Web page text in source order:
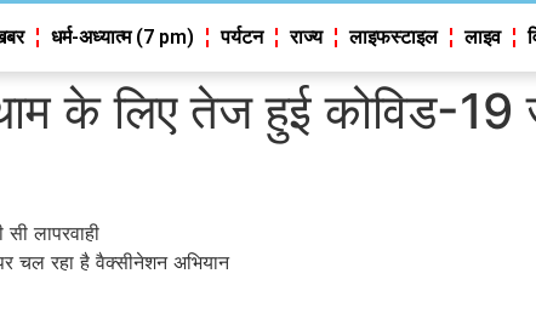
धर्म-अध्यात्म (7 pm) पर्यटन राज्य लाइफस्टाइल लाइव
के लिए तेज हुई कोविड-19
लापरवाही
चल रहा है वैक्सीनेशन अभियान